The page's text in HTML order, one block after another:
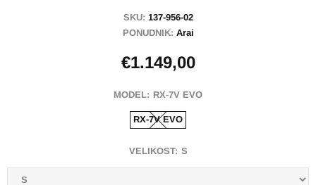
SKU: 137-956-02
PONUDNIK: Arai
€1.149,00
MODEL: RX-7V EVO
RX-7V EVO
VELIKOST: S